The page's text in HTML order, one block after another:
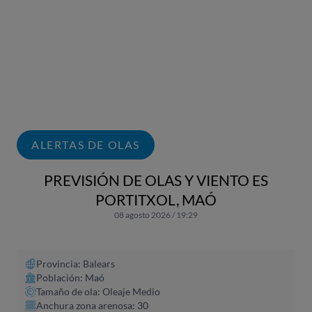
ALERTAS DE OLAS
PREVISIÓN DE OLAS Y VIENTO ES
PORTITXOL, MAÓ
08 agosto 2026 / 19:29
Provincia: Balears
Población: Maó
Tamaño de ola: Oleaje Medio
Anchura zona arenosa: 30